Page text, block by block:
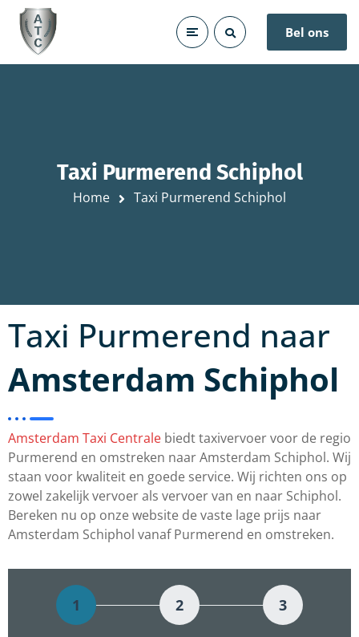
Bel ons
Taxi Purmerend Schiphol
Home Taxi Purmerend Schiphol
Taxi Purmerend naar
Amsterdam Schiphol
Amsterdam Taxi Centrale biedt taxivervoer voor de regio
Purmerend en omstreken naar Amsterdam Schiphol. Wij
staan voor kwaliteit en goede service. Wij richten ons op
zowel zakelijk vervoer als vervoer van en naar Schiphol.
Bereken nu op onze website de vaste lage prijs naar
Amsterdam Schiphol vanaf Purmerend en omstreken.
1 2 3